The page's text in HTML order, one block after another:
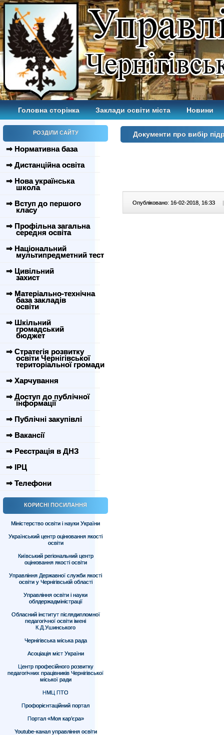
Головна сторінка Заклади освіти міста Новини
РОЗДІЛИ САЙТУ
⇒ Нормативна база
⇒ Дистанційна освіта
⇒ Нова українська
школа
⇒ Вступ до першого
класу
⇒ Профільна загальна
середня освіта
⇒ Національний
мультипредметний тест
⇒ Цивільний
захист
⇒ Матеріально-технічна
база закладів
освіти
⇒ Шкільний
громадський
бюджет
⇒ Стратегія розвитку
освіти Чернігівської
територіальної громади
⇒ Харчування
⇒ Доступ до публічної
інформації
⇒ Публічні закупівлі
⇒ Вакансії
⇒ Реєстрація в ДНЗ
⇒ ІРЦ
⇒ Телефони
КОРИСНІ ПОСИЛАННЯ
Міністерство освіти і науки України
Український центр оцінювання якості
освіти
Київський регіональний центр
оцінювання якості освіти
Управління Державної служби якості
освіти у Чернігівській області
Управління освіти і науки
облдержадміністрації
Обласний інститут післядипломної
педагогічної освіти імені
К.Д.Ушинського
Чернігівська міська рада
Асоціація міст України
Центр професійного розвитку
педагогічних працівників Чернігівської
міської ради
НМЦ ПТО
Профорієнтаційний портал
Портал «Моя кар’єра»
Youtube-канал управління освіти
Документи про вибір
Опубліковано: 16-02-2018, 16:33 |